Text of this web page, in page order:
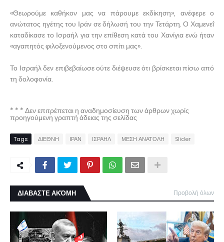
«Θεωρούμε καθήκον μας να πάρουμε εκδίκηση», ανέφερε ο
ανώτατος ηγέτης του Ιράν σε δήλωσή του την Τετάρτη. Ο Χαμενεΐ
καταδίκασε το Ισραήλ για την επίθεση κατά του Χανίγια ενώ ήταν
«αγαπητός φιλοξενούμενος στο σπίτι μας».
Το Ισραήλ δεν επιβεβαίωσε ούτε διέψευσε ότι βρίσκεται πίσω από
τη δολοφονία.
* * * Δεν επιτρέπεται η αναδημοσίευση των άρθρων χωρίς
προηγούμενη γραπτή άδειας της σελίδας
Tags ΔΙΕΘΝΗ ΙΡΑΝ ΙΣΡΑΗΛ ΜΕΣΗ ΑΝΑΤΟΛΗ Slider
ΔΙΑΒΑΣΤΕ ΑΚΌΜΗ Προβολή όλων